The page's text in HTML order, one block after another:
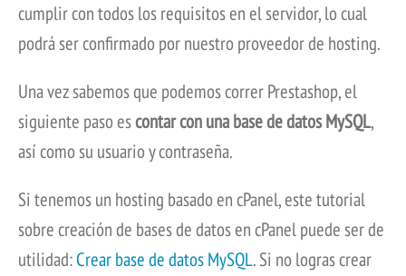
cumplir con todos los requisitos en el servidor, lo cual
podrá ser confirmado por nuestro proveedor de hosting.
Una vez sabemos que podemos correr Prestashop, el
siguiente paso escontar con una base de datos MySQL,
así como su usuario y contraseña.
Si tenemos un hosting basado en cPanel, este tutorial
sobre creación de bases de datos en cPanel puede ser de
utilidad:Crear base de datos MySQL. Si no logras crear